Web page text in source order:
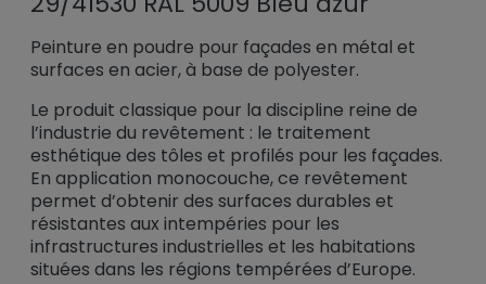
Peinture en poudre pour façades en métal et
surfaces en acier, à base de polyester.
Le produit classique pour la discipline reine de
l’industrie du revêtement : le traitement
esthétique des tôles et profilés pour les façades.
En application monocouche, ce revêtement
permet d’obtenir des surfaces durables et
résistantes aux intempéries pour les
infrastructures industrielles et les habitations
situées dans les régions tempérées d’Europe.